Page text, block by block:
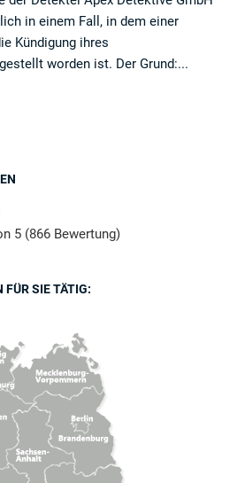
in einem Fall, in dem einer
Kündigung ihres
worden ist. Der Grund:...
5 (866 Bewertung)
FÜR SIE TÄTIG: